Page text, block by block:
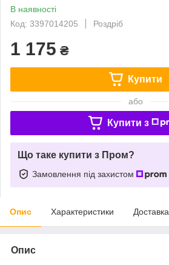
В наявності
Код: 3397014205
Роздріб
1 175 ₴
Купити
або
Купити з
Що таке купити з Пром?
Замовлення під захистом
Опис Характеристики Доставка
Опис